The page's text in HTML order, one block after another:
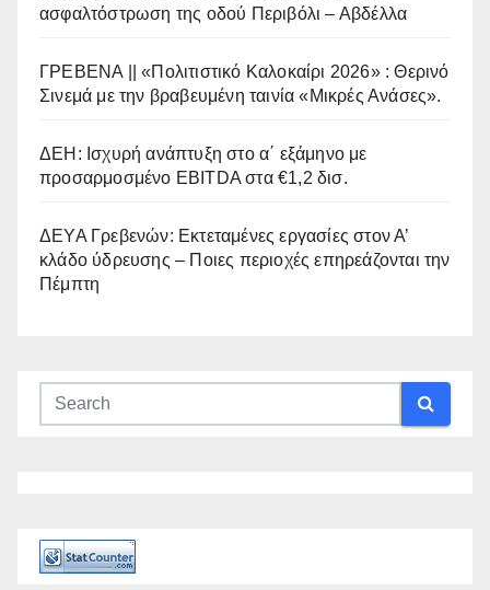
ασφαλτόστρωση της οδού Περιβόλι – Αβδέλλα
ΓΡΕΒΕΝΑ || «Πολιτιστικό Καλοκαίρι 2026» : Θερινό
Σινεμά με την βραβευμένη ταινία «Μικρές Ανάσες».
ΔΕΗ: Ισχυρή ανάπτυξη στο α΄ εξάμηνο με
προσαρμοσμένο EBITDA στα €1,2 δισ.
ΔΕΥΑ Γρεβενών: Εκτεταμένες εργασίες στον Α’
κλάδο ύδρευσης – Ποιες περιοχές επηρεάζονται την
Πέμπτη